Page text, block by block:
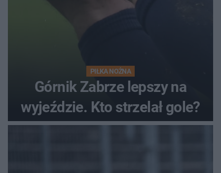
PIŁKA NOŻNA
Górnik Zabrze lepszy na
wyjeździe. Kto strzelał gole?